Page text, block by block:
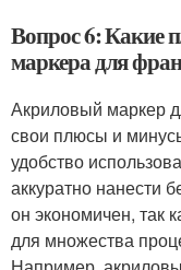
Вопрос 6: Какие
маркера для
Акриловый маркер
свои плюсы и
удобство
аккуратно нанести
он экономичен, так
для множества